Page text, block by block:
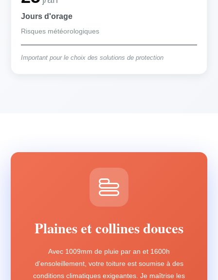
Jours d'orage
Risques météorologiques
Important pour le choix des solutions de protection
Plaines et collines douces
Avec 1009mm de pluie par an et 1600h
d'ensoleillement, votre toiture est soumise à des
conditions climatiques exigeantes. Je maîtrise les